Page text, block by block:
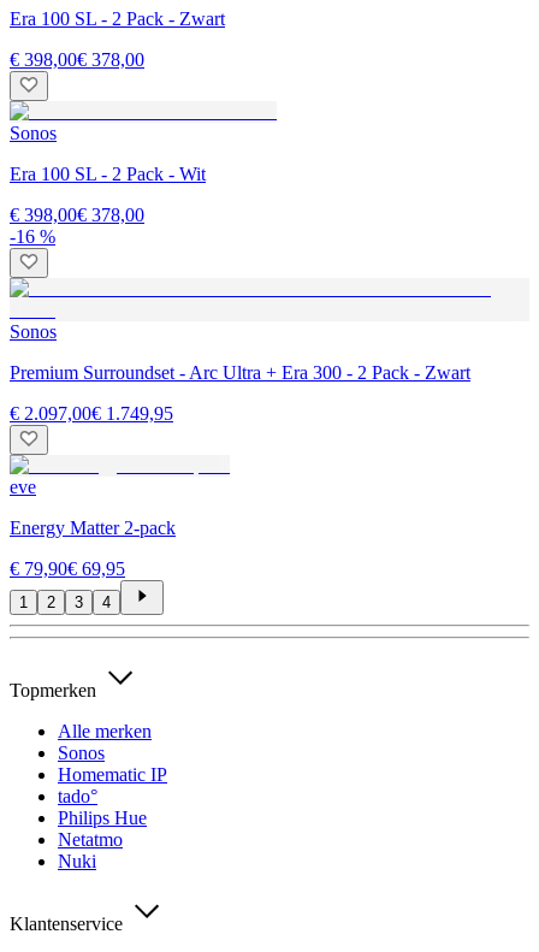
Era 100 SL - 2 Pack - Zwart
€ 398,00€ 378,00
Sonos
Era 100 SL - 2 Pack - Wit
€ 398,00€ 378,00
-16 %
Sonos
Premium Surroundset - Arc Ultra + Era 300 - 2 Pack - Zwart
€ 2.097,00€ 1.749,95
eve
Energy Matter 2-pack
€ 79,90€ 69,95
1 2 3 4
Topmerken
Alle merken
Sonos
Homematic IP
tado°
Philips Hue
Netatmo
Nuki
Klantenservice